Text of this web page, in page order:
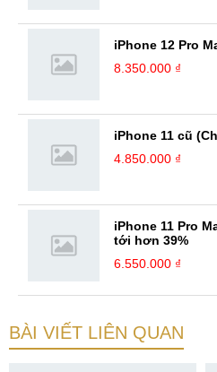
iPhone 12 Pro
8.350.000 ₫
iPhone 11 cũ
4.850.000 ₫
iPhone 11 Pro
tới hơn 39%
6.550.000 ₫
BÀI VIẾT LIÊN QUAN